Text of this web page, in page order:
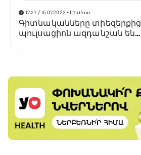
17:27 / 15.07.2022 • Լրահոս
Գիտնականները տիեզերքից
պուլսացիոն ազդանշան են